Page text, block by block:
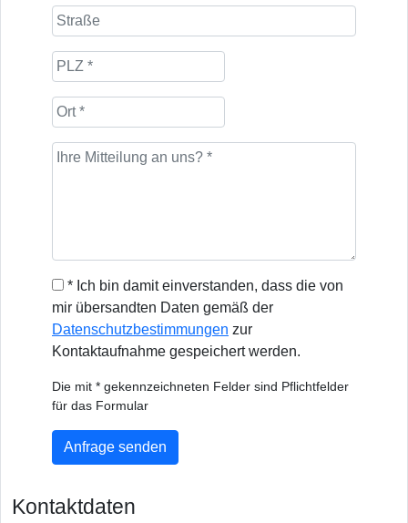
* Ich bin damit einverstanden, dass die von
mir übersandten Daten gemäß der
Datenschutzbestimmungen zur
Kontaktaufnahme gespeichert werden.
Die mit * gekennzeichneten Felder sind Pflichtfelder
für das Formular
Anfrage senden
Kontaktdaten